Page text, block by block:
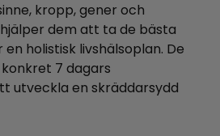
kropp, gener och
dem att ta de bästa
holistisk livshälsoplan. De
7 dagars
utveckla en skräddarsydd